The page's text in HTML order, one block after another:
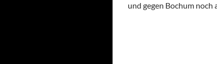
und gegen Bochum